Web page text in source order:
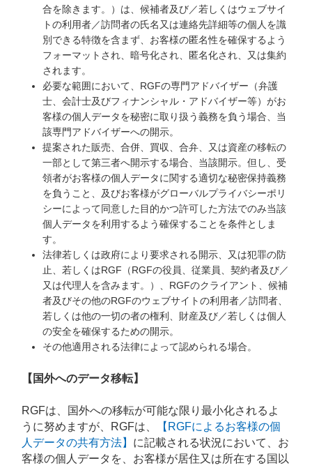
合を除きます。）は、候補者及び／若しくはウェブサイ
トの利用者／訪問者の氏名又は連絡先詳細等の個人を識
別できる特徴を含まず、お客様の匿名性を確保するよう
フォーマットされ、暗号化され、匿名化され、又は集約
されます。
必要な範囲において、RGFの専門アドバイザー（弁護
士、会計士及びフィナンシャル・アドバイザー等）がお
客様の個人データを秘密に取り扱う義務を負う場合、当
該専門アドバイザーへの開示。
提案された販売、合併、買収、合弁、又は資産の移転の
一部として第三者へ開示する場合、当該開示。但し、受
領者がお客様の個人データに関する適切な秘密保持義務
を負うこと、及びお客様がグローバルプライバシーポリ
シーによって同意した目的かつ許可した方法でのみ当該
個人データを利用するよう確保することを条件としま
す。
法律若しくは政府により要求される開示、又は犯罪の防
止、若しくはRGF（RGFの役員、従業員、契約者及び／
又は代理人を含みます。）、RGFのクライアント、候補
者及びその他のRGFのウェブサイトの利用者／訪問者、
若しくは他の一切の者の権利、財産及び／若しくは個人
の安全を確保するための開示。
その他適用される法律によって認められる場合。
【国外へのデータ移転】
RGFは、国外への移転が可能な限り最小化されるよ
うに努めますが、RGFは、
【RGFによるお客様の個
人データの共有方法】 に記載される状況において、お
客様の個人データを、お客様が居住又は所在する国以